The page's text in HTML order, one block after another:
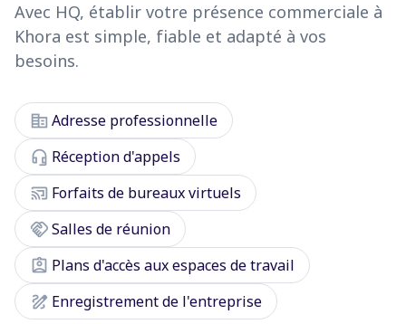
Avec HQ, établir votre présence commerciale à
Khora est simple, fiable et adapté à vos
besoins.
corporate_fareAdresse professionnelle
headset_mic Réception d'appels
cast_connected Forfaits de bureaux virtuels
handshakeSalles de réunion
assignment_ind Plans d'accès aux espaces de travail
draw Enregistrement de l'entreprise